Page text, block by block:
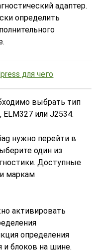
адаптер.
определить
для чего
выбрать тип
ELM327 или J2534.
нужно перейти в
один из
Доступные
маркам
активировать
определения
и блоков на шине.